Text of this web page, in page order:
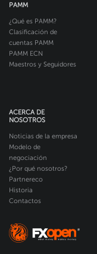
PAMM
¿Qué es PAMM?
Clasificación de
cuentas PAMM
PAMM ECN
Maestros y Seguidores
ACERCA DE
NOSOTROS
Noticias de la empresa
Modelo de
negociación
¿Por qué nosotros?
Partnereco
Historia
Contactos